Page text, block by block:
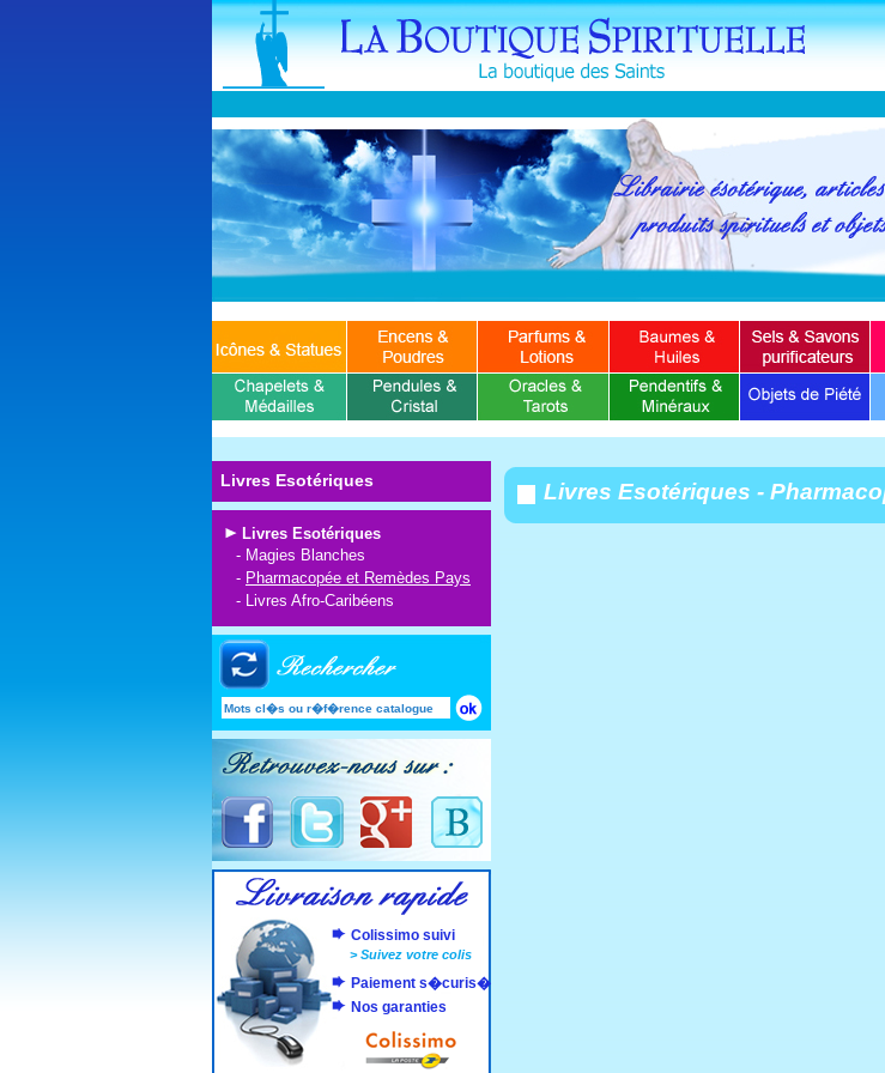
Livres Esotériques
Livres Esotériques
- Magies Blanches
- Pharmacopée et Remèdes Pays
- Livres Afro-Caribéens
Colissimo suivi
>Suivez votre colis
Paiement s�curis�
Nos garanties
Livres Esotériques -